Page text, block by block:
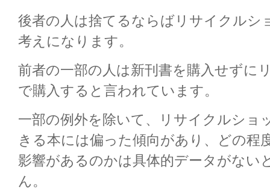
後者の人は捨てるならばリサイクルシ
考えになります。
前者の一部の人は新刊書を購入せずに
で購入すると言われています。
一部の例外を除いて、リサイクルショ
きる本には偏った傾向があり、どの程
影響があるのかは具体的データがない
ん。